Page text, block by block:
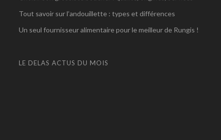
Tout savoir sur l’andouillette : types et différences
Un seul fournisseur alimentaire pour le meilleur de Rungis !
LE DELAS ACTUS DU MOIS